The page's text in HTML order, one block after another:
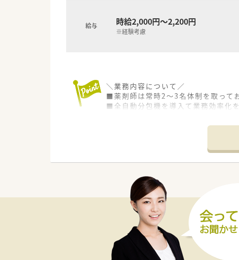
■九州ではめずらしい完全週休2日
「従業員満足がお客様満足につなが
ハートクロス休暇(長期有給消化制
■必須研修やアドバンス研修、マネ
■実務経験が無い方やブランクがあ
■社員教育に関しては、基本研修か
■がん専門薬剤師は、九州がんセンタ
給与 時給2,000円～2,200円
※経験考慮
＼業務内容について／
■薬剤師は常時2～3名体制を取って
■全自動分包機を導入て業務効率化を
■混注業務、病棟業務は行っておりま
■薬局内はスペースもしっかりある
■病床数約100床のケアミックスで
■内科系全般を診ており、よりスキル
■西鉄白木原駅から徒歩約5分の立地